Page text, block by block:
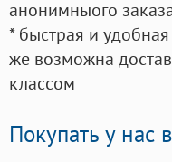
анонимныого
* быстрая и
же возможна
классом
Покупать у нас